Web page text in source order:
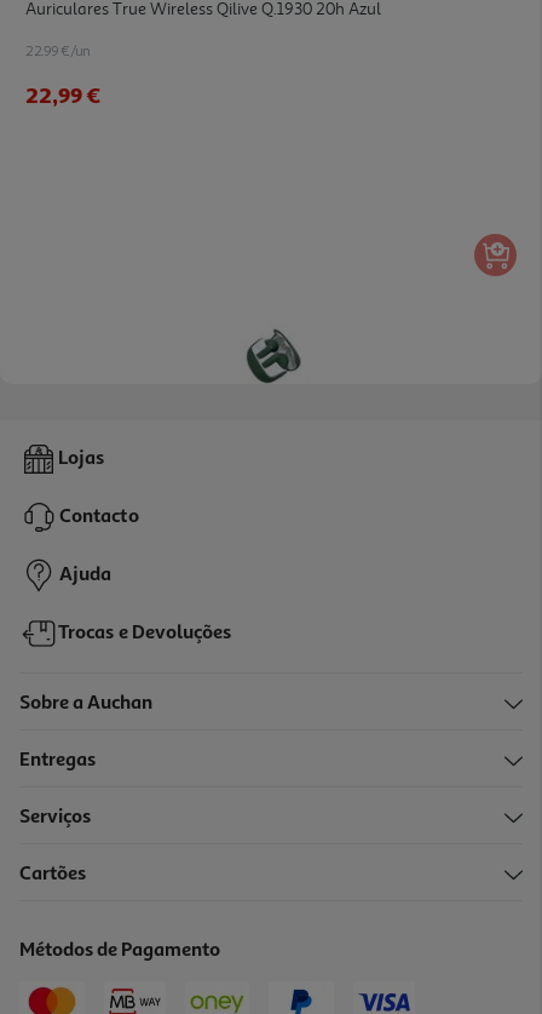
Auriculares True Wireless Qilive Q.1930 20h Azul
22.99 €/un
22,99 €
Auriculares Tws Half In Ear Qilive Q1468 Verde
14,99 €
Lojas
Contacto
Ajuda
Trocas e Devoluções
Sobre a Auchan
Entregas
Serviços
Cartões
Métodos de Pagamento